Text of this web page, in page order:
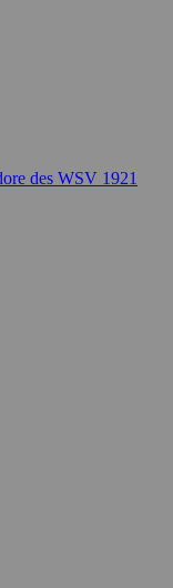
des WSV 1921